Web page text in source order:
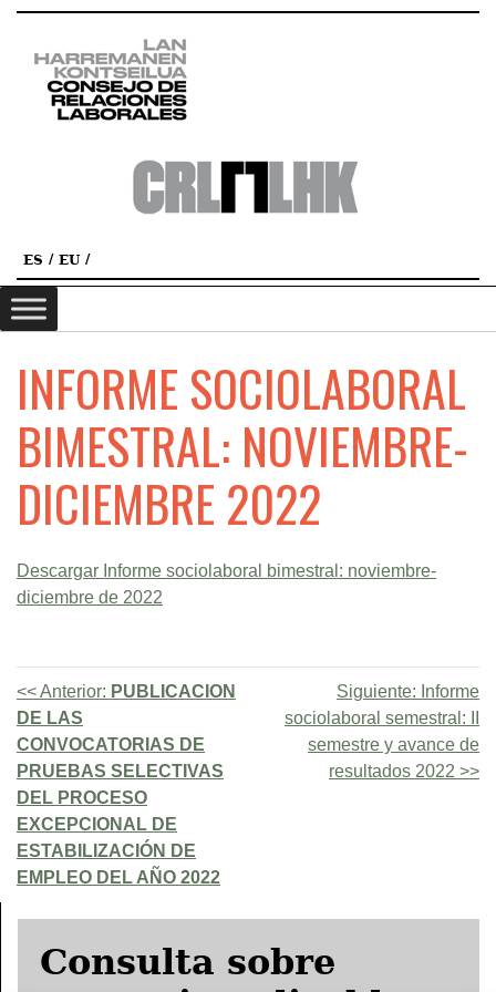
ES EU
INFORME SOCIOLABORAL
BIMESTRAL: NOVIEMBRE-
DICIEMBRE 2022
Descargar Informe sociolaboral bimestral: noviembre-
diciembre de 2022
Anterior: PUBLICACION
DE LAS
CONVOCATORIAS DE
PRUEBAS SELECTIVAS
DEL PROCESO
EXCEPCIONAL DE
ESTABILIZACIÓN DE
EMPLEO DEL AÑO 2022
Siguiente: Informe
sociolaboral semestral: II
semestre y avance de
resultados 2022
Consulta sobre